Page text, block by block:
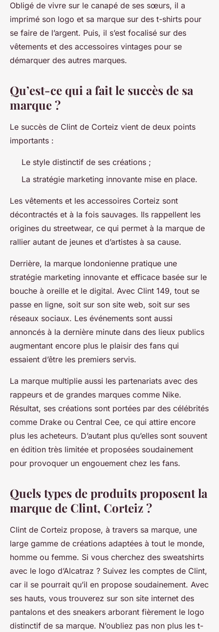
Obligé de vivre sur le canapé de ses sœurs, il a
imprimé son logo et sa marque sur des t-shirts pour
se faire de l’argent. Puis, il s’est focalisé sur des
vêtements et des accessoires vintages pour se
démarquer des autres marques.
Qu’est-ce qui a fait le succès de sa
marque ?
Le succès de Clint de Corteiz vient de deux points
importants :
Le style distinctif de ses créations ;
La stratégie marketing innovante mise en place.
Les vêtements et les accessoires Corteiz sont
décontractés et à la fois sauvages. Ils rappellent les
origines du streetwear, ce qui permet à la marque de
rallier autant de jeunes et d’artistes à sa cause.
Derrière, la marque londonienne pratique une
stratégie marketing innovante et efficace basée sur le
bouche à oreille et le digital. Avec Clint 149, tout se
passe en ligne, soit sur son site web, soit sur ses
réseaux sociaux. Les événements sont aussi
annoncés à la dernière minute dans des lieux publics
augmentant encore plus le plaisir des fans qui
essaient d’être les premiers servis.
La marque multiplie aussi les partenariats avec des
rappeurs et de grandes marques comme Nike.
Résultat, ses créations sont portées par des célébrités
comme Drake ou Central Cee, ce qui attire encore
plus les acheteurs. D’autant plus qu’elles sont souvent
en édition très limitée et proposées soudainement
pour provoquer un engouement chez les fans.
Quels types de produits proposent la
marque de Clint, Corteiz ?
Clint de Corteiz propose, à travers sa marque, une
large gamme de créations adaptées à tout le monde,
homme ou femme. Si vous cherchez des sweatshirts
avec le logo d’Alcatraz ? Suivez les comptes de Clint,
car il se pourrait qu’il en propose soudainement. Avec
ses hauts, vous trouverez sur son site internet des
pantalons et des sneakers arborant fièrement le logo
distinctif de sa marque. N’oubliez pas non plus les t-